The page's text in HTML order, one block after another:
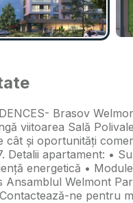
Brasov
viitoarea Sală
cât și oportunități
Detalii apartament: •
energetică •
Ansamblul Welmont
ne pentru